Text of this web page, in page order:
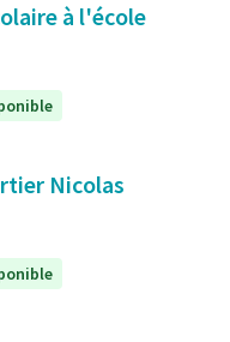
à l'école
Nicolas